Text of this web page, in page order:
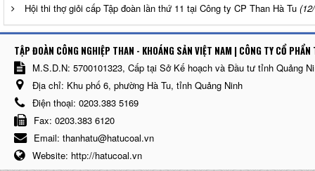
Hội thi thợ giỏi cấp Tập đoàn lần thứ 11 tại Công ty CP Than Hà Tu
TẬP ĐOÀN CÔNG NGHIỆP THAN - KHOÁNG SẢN VIỆT NAM | CÔNG TY CỔ
M.S.D.N: 5700101323, Cấp tại Sở Kế hoạch và Đầu tư tỉnh Quảng
Địa chỉ: Khu phố 6, phường Hà Tu, tỉnh Quảng Ninh
Điện thoại: 0203.383 5169
Fax: 0203.383 6120
Email: thanhatu@hatucoal.vn
Website: http://hatucoal.vn